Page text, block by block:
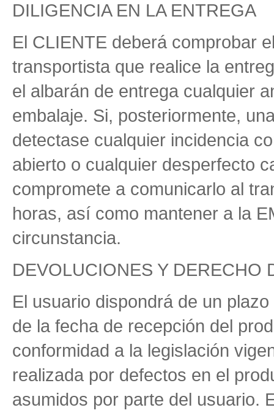
DILIGENCIA EN LA ENTREGA
El CLIENTE deberá comprobar
transportista que realice la
el albarán de entrega cualquier
embalaje. Si, posteriormente,
detectase cualquier incidencia
abierto o cualquier desperfecto
compromete a comunicarlo al
horas, así como mantener a la
circunstancia.
DEVOLUCIONES Y DERECHO
El usuario dispondrá de un
de la fecha de recepción del
conformidad a la legislación
realizada por defectos en el
asumidos por parte del usuario.